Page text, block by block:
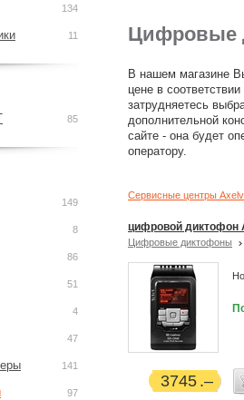
Цифровые
В нашем магазине
цене в
затрудняетесь
дополнительной
сайте - она будет
оператору.
Сервисные центры
цифровой диктофон
Цифровые диктофоны
3745
134
11
85
149
8
86
51
4
47
141
97